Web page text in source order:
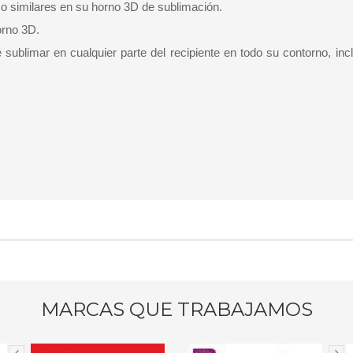
similares en su horno 3D de sublimación.
3D.
en cualquier parte del recipiente en todo su contorno,
MARCAS QUE TRABAJAMOS